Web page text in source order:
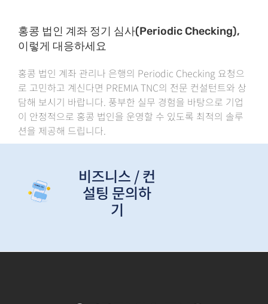
홍콩 법인 계좌 정기 심사(Periodic Checking),
이렇게 대응하세요
홍콩 법인 계좌 관리나 은행의 Periodic Checking 요청으
로 고민하고 계신다면 PREMIA TNC의 전문 컨설턴트와 상
담해 보시기 바랍니다. 풍부한 실무 경험을 바탕으로 기업
이 안정적으로 홍콩 법인을 운영할 수 있도록 최적의 솔루
션을 제공해 드립니다.
비즈니스 / 컨
설팅 문의하
기